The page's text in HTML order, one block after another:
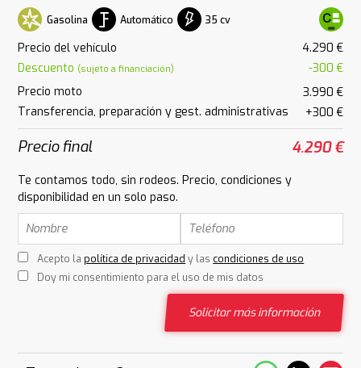
Gasolina Automático 35 cv
Precio del vehículo
4.290 €
Descuento (sujeto a financiación)
-300 €
Precio moto
3.990 €
Transferencia, preparación y gest. administrativas
+300 €
Precio final 4.290 €
Te contamos todo, sin rodeos. Precio, condiciones y
disponibilidad en un solo paso.
Acepto la política de privacidad y las condiciones de uso
Doy mi consentimiento para el uso de mis datos
Solicitar más información